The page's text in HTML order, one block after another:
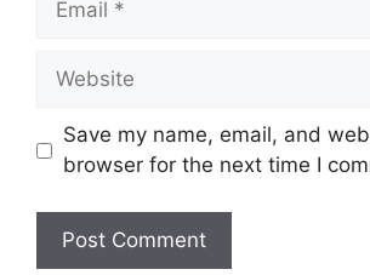
Website
Save my name, email, and
browser for the next time I